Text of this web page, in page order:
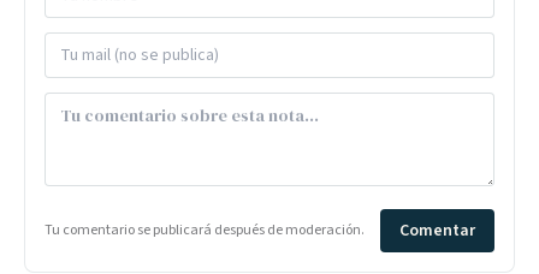
Tu comentario se publicará después de moderación. Comentar